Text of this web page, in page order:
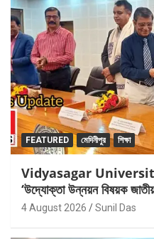
FEATURED মেদিনীপুর শিক্ষা
Vidyasagar University :
‘উদ্যোক্তা উন্নয়ন বিষয়ক জাতীয়
4 August 2026 Sunil Das